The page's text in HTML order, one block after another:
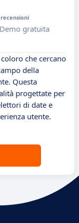
recensioni
Demo gratuita
che cercano
della
Questa
progettate per
di date e
utente.